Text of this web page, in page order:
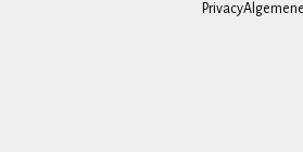
Privacy